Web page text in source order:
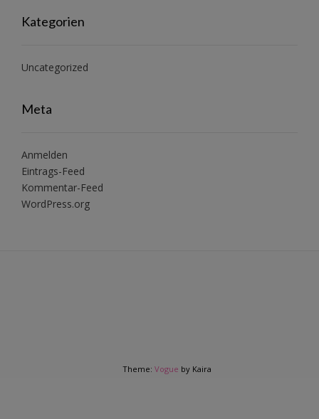
Kategorien
Uncategorized
Meta
Anmelden
Eintrags-Feed
Kommentar-Feed
WordPress.org
Theme: Vogue by Kaira